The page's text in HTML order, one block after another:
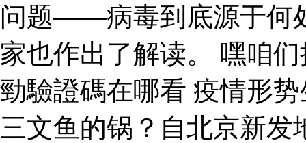
问题——病毒到底源于何
家也作出了解读。 嘿咱
勁驗證碼在哪看 疫情形
三文鱼的锅？自北京新